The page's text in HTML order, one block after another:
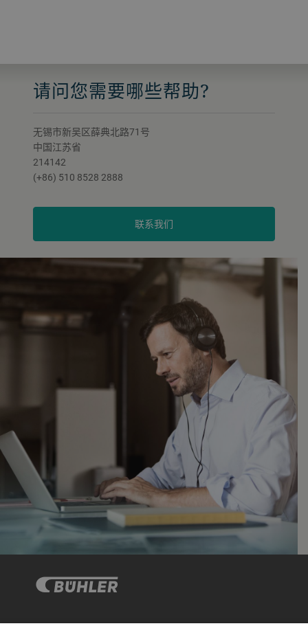
请问您需要哪些帮助?
无锡市新吴区薛典北路71号
中国江苏省
214142
(+86) 510 8528 2888
联系我们